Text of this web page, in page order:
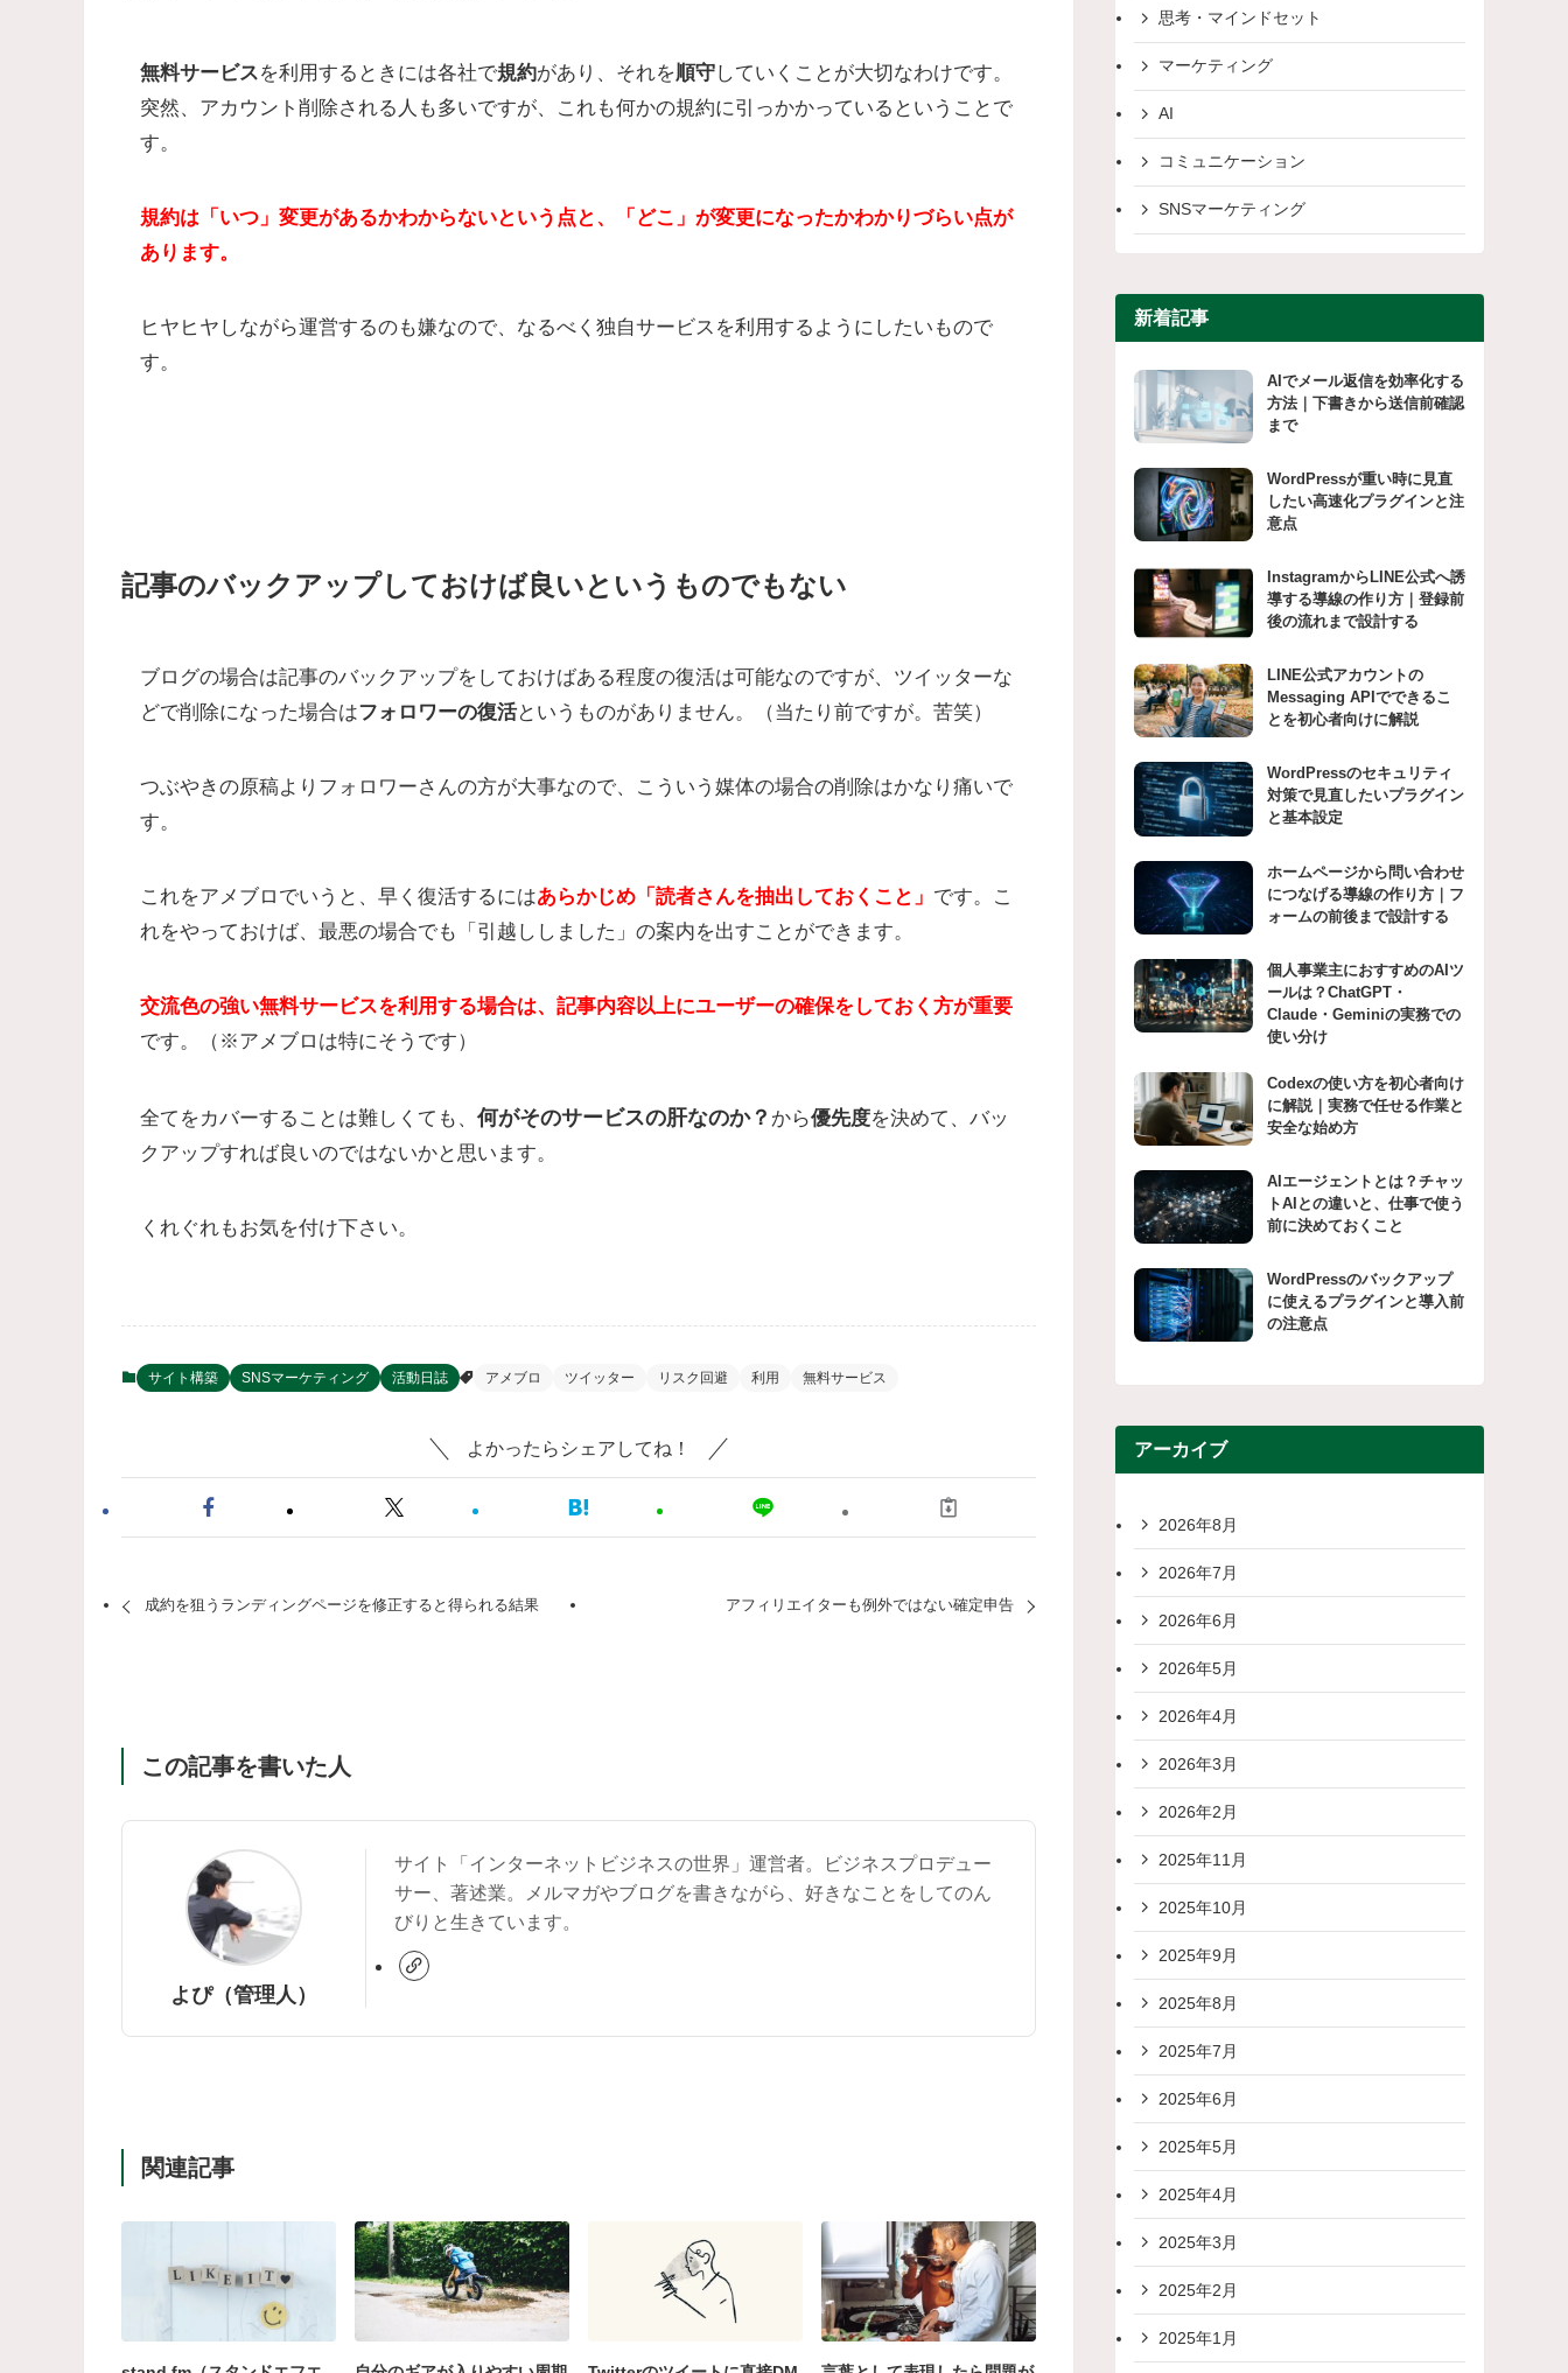
無料サービスを利用するときには各社で規約があり、それを順守していくことが大切なわけです。
突然、アカウント削除される人も多いですが、これも何かの規約に引っかかっているということで
す。
規約は「いつ」変更があるかわからないという点と、
「どこ」が変更になったかわかりづらい点が
あります。
ヒヤヒヤしながら運営するのも嫌なので、なるべく独自サービスを利用するようにしたいもので
す。
記事のバックアップしておけば良いというものでもない
ブログの場合は記事のバックアップをしておけばある程度の復活は可能なのですが、ツイッターな
どで削除になった場合はフォロワーの復活というものがありません。（当たり前ですが。苦笑）
つぶやきの原稿よりフォロワーさんの方が大事なので、こういう媒体の場合の削除はかなり痛いで
す。
これをアメブロでいうと、早く復活するにはあらかじめ「読者さんを抽出しておくこと」 です。こ
れをやっておけば、最悪の場合でも「引越ししました」の案内を出すことができます。
交流色の強い無料サービスを利用する場合は、 記事内容以上にユーザーの確保をしておく方が重要
です。（※アメブロは特にそうです）
全てをカバーすることは難しくても、 何がそのサービスの肝なのか？ から優先度を決めて、バッ
クアップすれば良いのではないかと思います。
くれぐれもお気を付け下さい。
サイト構築 SNSマーケティング 活動日誌 アメブロ ツイッター リスク回避 利用 無料サービス
よかったらシェアしてね！
成約を狙うランディングページを修正すると得られる結果 アフィリエイターも例外ではない確定申告
この記事を書いた人
よぴ（管理人）
サイト「インターネットビジネスの世界」運営者。ビジネスプロデュー
サー、著述業。メルマガやブログを書きながら、好きなことをしてのん
びりと生きています。
関連記事
思考・マインドセット
マーケティング
AI
コミュニケーション
SNSマーケティング
新着記事
AIでメール返信を効率化する
方法｜下書きから送信前確認
まで
WordPressが重い時に見直
したい高速化プラグインと注
意点
InstagramからLINE公式へ誘
導する導線の作り方｜登録前
後の流れまで設計する
LINE公式アカウントの
Messaging APIでできるこ
とを初心者向けに解説
WordPressのセキュリティ
対策で見直したいプラグイン
と基本設定
ホームページから問い合わせ
につなげる導線の作り方｜フ
ォームの前後まで設計する
個人事業主におすすめのAIツ
ールは？ChatGPT・
Claude・Geminiの実務での
使い分け
Codexの使い方を初心者向け
に解説｜実務で任せる作業と
安全な始め方
AIエージェントとは？チャッ
トAIとの違いと、仕事で使う
前に決めておくこと
WordPressのバックアップ
に使えるプラグインと導入前
の注意点
アーカイブ
2026年8月
2026年7月
2026年6月
2026年5月
2026年4月
2026年3月
2026年2月
2025年11月
2025年10月
2025年9月
2025年8月
2025年7月
2025年6月
2025年5月
2025年4月
2025年3月
2025年2月
2025年1月